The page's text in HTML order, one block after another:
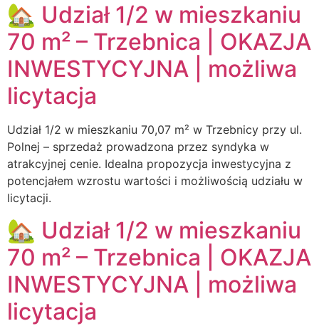
🏡 Udział 1/2 w mieszkaniu
70 m² – Trzebnica | OKAZJA
INWESTYCYJNA | możliwa
licytacja
Udział 1/2 w mieszkaniu 70,07 m² w Trzebnicy przy ul.
Polnej – sprzedaż prowadzona przez syndyka w
atrakcyjnej cenie. Idealna propozycja inwestycyjna z
potencjałem wzrostu wartości i możliwością udziału w
licytacji.
🏡 Udział 1/2 w mieszkaniu
70 m² – Trzebnica | OKAZJA
INWESTYCYJNA | możliwa
licytacja